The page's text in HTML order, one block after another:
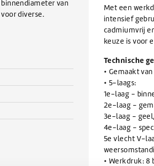
van
diverse.
Met een
intensief
cadmiumvrij
keuze is voor
Technische
• Gemaakt
• 5-laags:
1e-laag -
2e-laag -
3e-laag -
4e-laag -
5e vlecht V-
• Werkdruk: 8